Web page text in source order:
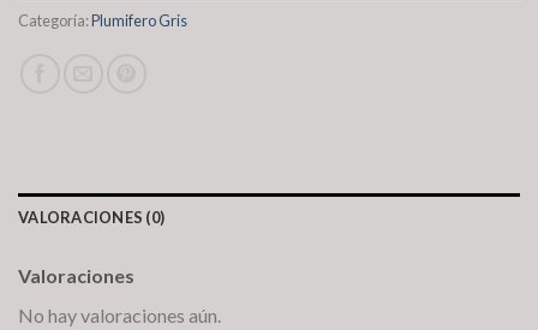
Categoría:Plumifero Gris
VALORACIONES (0)
Valoraciones
No hay valoraciones aún.